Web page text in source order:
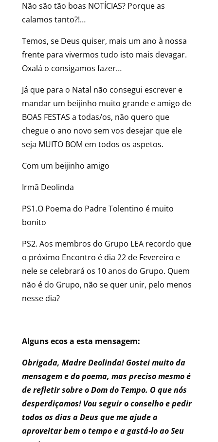
Não são tão boas NOTÍCIAS? Porque as
calamos tanto?!…
Temos, se Deus quiser, mais um ano à nossa
frente para vivermos tudo isto mais devagar.
Oxalá o consigamos fazer…
Já que para o Natal não consegui escrever e
mandar um beijinho muito grande e amigo de
BOAS FESTAS a todas/os, não quero que
chegue o ano novo sem vos desejar que ele
seja MUITO BOM em todos os aspetos.
Com um beijinho amigo
Irmã Deolinda
PS1.O Poema do Padre Tolentino é muito
bonito
PS2. Aos membros do Grupo LEA recordo que
o próximo Encontro é dia 22 de Fevereiro e
nele se celebrará os 10 anos do Grupo. Quem
não é do Grupo, não se quer unir, pelo menos
nesse dia?
Alguns ecos a esta mensagem:
Obrigada, Madre Deolinda! Gostei muito da
mensagem e do poema, mas preciso mesmo é
de refletir sobre o Dom do Tempo. O que nós
desperdiçamos! Vou seguir o conselho e pedir
todos os dias a Deus que me ajude a
aproveitar bem o tempo e a gastá-lo ao Seu